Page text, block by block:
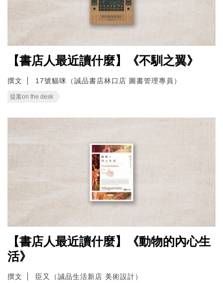
【書店人最近讀什麼】《不馴之翼》
撰文 17號貓咪（誠品書店林口店 圖書管理專員）
提案on the desk
【書店人最近讀什麼】《動物的內心生
活》
撰文 臣又（誠品生活新店 美術設計）